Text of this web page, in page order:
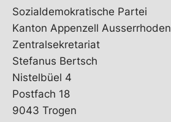
Sozialdemokratische Partei
Kanton Appenzell Ausserrhoden
Zentralsekretariat
Stefanus Bertsch
Nistelbüel 4
Postfach 18
9043 Trogen